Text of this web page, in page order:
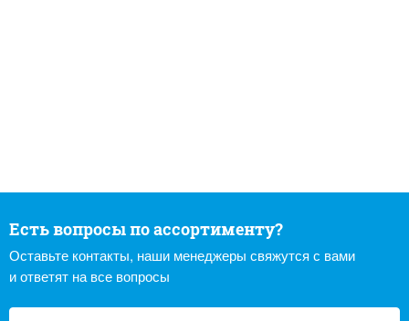
Есть вопросы по ассортименту?
Оставьте контакты, наши менеджеры свяжутся с вами
и ответят на все вопросы